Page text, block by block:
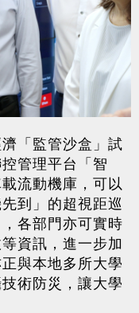
「監管沙盒」試
管理平台「智
流動機庫，可以
到」的超視距巡
各部門亦可實時
資訊，進一步加
與本地多所大學
術防災，讓大學